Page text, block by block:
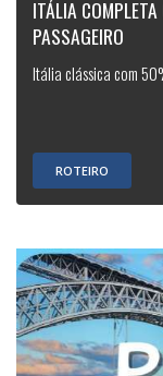
ITÁLIA
PASSAGEIRO
Itália clássica com
ROTEIRO